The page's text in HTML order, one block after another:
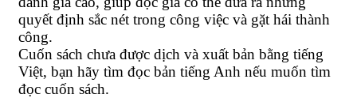
quyết định sắc nét trong công việc và gặt hái thành
công.
Cuốn sách chưa được dịch và xuất bản bằng tiếng
Việt, bạn hãy tìm đọc bản tiếng Anh nếu muốn tìm
đọc cuốn sách.